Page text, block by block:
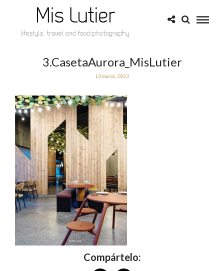
3.CasetaAurora_MisLutier
13 marzo, 2023
Compártelo: